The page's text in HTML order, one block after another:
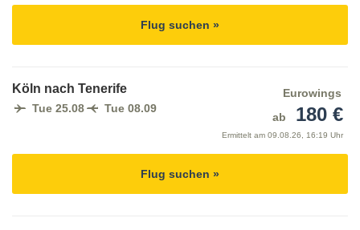
Flug suchen »
Köln nach Tenerife
Tue 25.08 Tue 08.09
Eurowings
ab
180 €
Ermittelt am 09.08.26, 16:19 Uhr
Flug suchen »